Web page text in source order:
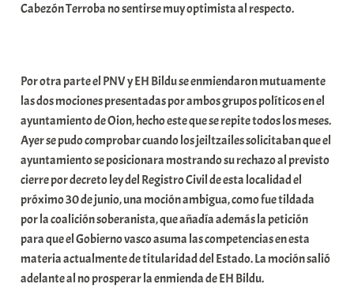
Cabezón Terroba no sentirse muy optimista al respecto.
Por otra parte el PNV y EH Bildu se enmiendaron mutuamente
las dos mociones presentadas por ambos grupos políticos en el
ayuntamiento de Oion, hecho este que se repite todos los meses.
Ayer se pudo comprobar cuando los jeiltzailes solicitaban que el
ayuntamiento se posicionara mostrando su rechazo al previsto
cierre por decreto ley del Registro Civil de esta localidad el
próximo 30 de junio, una moción ambigua, como fue tildada
por la coalición soberanista, que añadía además la petición
para que el Gobierno vasco asuma las competencias en esta
materia actualmente de titularidad del Estado. La moción salió
adelante al no prosperar la enmienda de EH Bildu.